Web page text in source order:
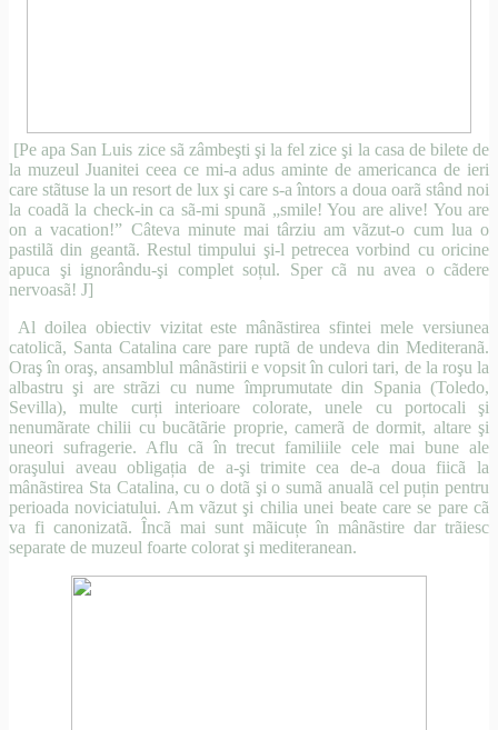
[Pe apa San Luis zice sã zâmbeşti şi la fel zice şi la casa de bilete de
la muzeul Juanitei ceea ce mi-a adus aminte de americanca de ieri
care stãtuse la un resort de lux şi care s-a întors a doua oarã stând noi
la coadã la check-in ca sã-mi spunã „smile! You are alive! You are
on a vacation!” Câteva minute mai târziu am vãzut-o cum lua o
pastilã din geantã. Restul timpului şi-l petrecea vorbind cu oricine
apuca şi ignorându-şi complet soțul. Sper cã nu avea o cãdere
nervoasã! J]
Al doilea obiectiv vizitat este mânãstirea sfintei mele versiunea
catolicã, Santa Catalina care pare ruptã de undeva din Mediteranã.
Oraş în oraş, ansamblul mânãstirii e vopsit în culori tari, de la roşu la
albastru şi are strãzi cu nume împrumutate din Spania (Toledo,
Sevilla), multe curți interioare colorate, unele cu portocali şi
nenumãrate chilii cu bucãtãrie proprie, camerã de dormit, altare şi
uneori sufragerie. Aflu cã în trecut familiile cele mai bune ale
oraşului aveau obligația de a-şi trimite cea de-a doua fiicã la
mânãstirea Sta Catalina, cu o dotã şi o sumã anualã cel puțin pentru
perioada noviciatului. Am vãzut şi chilia unei beate care se pare cã
va fi canonizatã. Încã mai sunt mãicuțe în mânãstire dar trãiesc
separate de muzeul foarte colorat şi mediteranean.